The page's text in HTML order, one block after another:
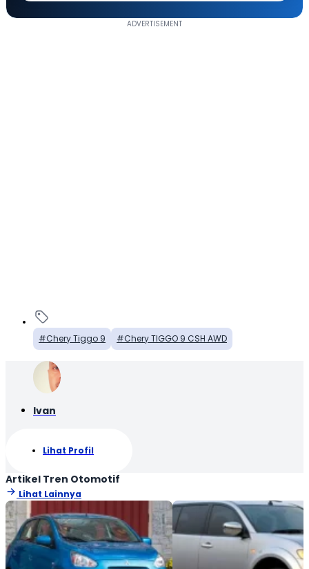
Chery Tiggo 9 Chery TIGGO 9 CSH AWD
Ivan
Lihat Profil
Artikel Tren Otomotif
Lihat Lainnya